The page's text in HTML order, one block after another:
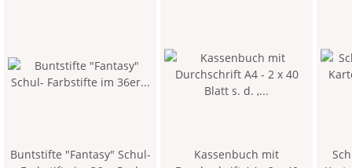
Buntstifte "Fantasy" Schul-
Kassenbuch mit